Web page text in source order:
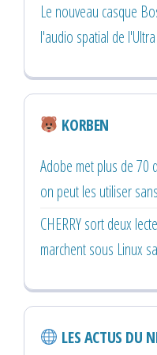
Le nouveau casque
l'audio spatial de l'Ultra
KORBEN
Adobe met plus de 70
on peut les utiliser
CHERRY sort deux
marchent sous Linux
LES ACTUS DU